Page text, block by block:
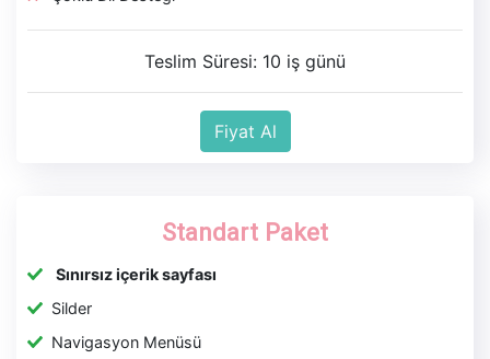
Teslim Süresi: 10 iş günü
Fiyat Al
Standart Paket
Sınırsız içerik sayfası
Silder
Navigasyon Menüsü